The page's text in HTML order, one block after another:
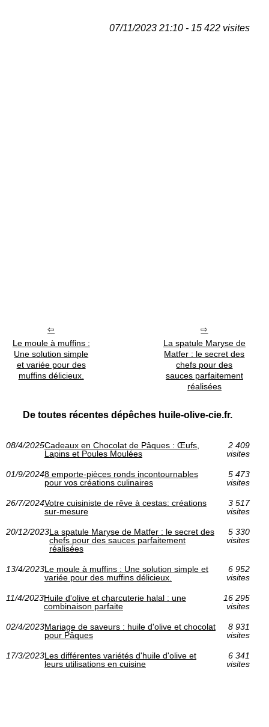
07/11/2023 21:10 - 15 422 visites
Le moule à muffins :
Une solution simple
et variée pour des
muffins délicieux.
La spatule Maryse de
Matfer : le secret des
chefs pour des
sauces parfaitement
réalisées
De toutes récentes dépêches huile-olive-cie.fr.
08/4/2025Cadeaux en Chocolat de Pâques : Œufs,
Lapins et Poules Moulées
2 409
visites
01/9/20248 emporte-pièces ronds incontournables
pour vos créations culinaires
5 473
visites
26/7/2024Votre cuisiniste de rêve à cestas: créations
sur-mesure
3 517
visites
20/12/2023La spatule Maryse de Matfer : le secret des
chefs pour des sauces parfaitement
réalisées
5 330
visites
13/4/2023Le moule à muffins : Une solution simple et
variée pour des muffins délicieux.
6 952
visites
11/4/2023Huile d'olive et charcuterie halal : une
combinaison parfaite
16 295
visites
02/4/2023Mariage de saveurs : huile d'olive et chocolat
pour Pâques
8 931
visites
17/3/2023Les différentes variétés d'huile d'olive et
leurs utilisations en cuisine
6 341
visites